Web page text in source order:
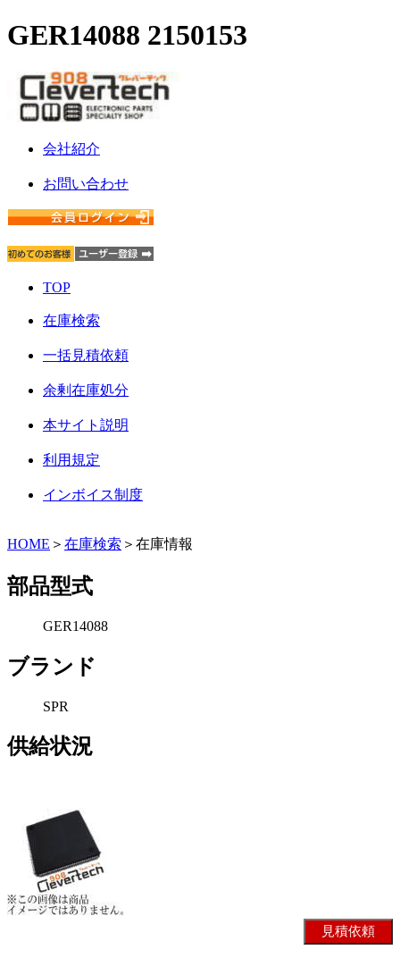
GER14088 2150153
会社紹介
お問い合わせ
TOP
在庫検索
一括見積依頼
余剰在庫処分
本サイト説明
利用規定
インボイス制度
HOME ＞ 在庫検索 ＞在庫情報
部品型式
GER14088
ブランド
SPR
供給状況